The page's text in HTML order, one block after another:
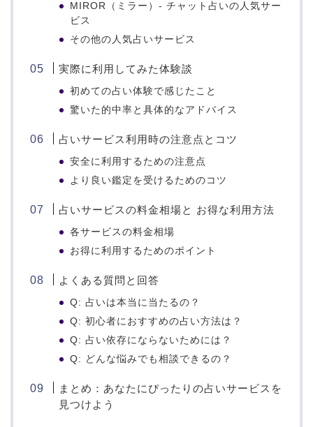
MIROR（ミラー）- チャット占いの人気サー
ビス
その他の人気占いサービス
実際に利用してみた体験談
初めての占い体験で感じたこと
驚いた的中率と具体的なアドバイス
占いサービス利用時の注意点とコツ
安全に利用するための注意点
より良い鑑定を受けるためのコツ
占いサービスの料金相場と お得な利用方法
各サービスの料金相場
お得に利用するためのポイント
よくある質問と回答
Q: 占いは本当に当たるの？
Q: 初心者におすすめの占い方法は？
Q: 占い依存にならないためには？
Q: どんな悩みでも相談できるの？
まとめ：あなたにぴったりの占いサービスを
見つけよう